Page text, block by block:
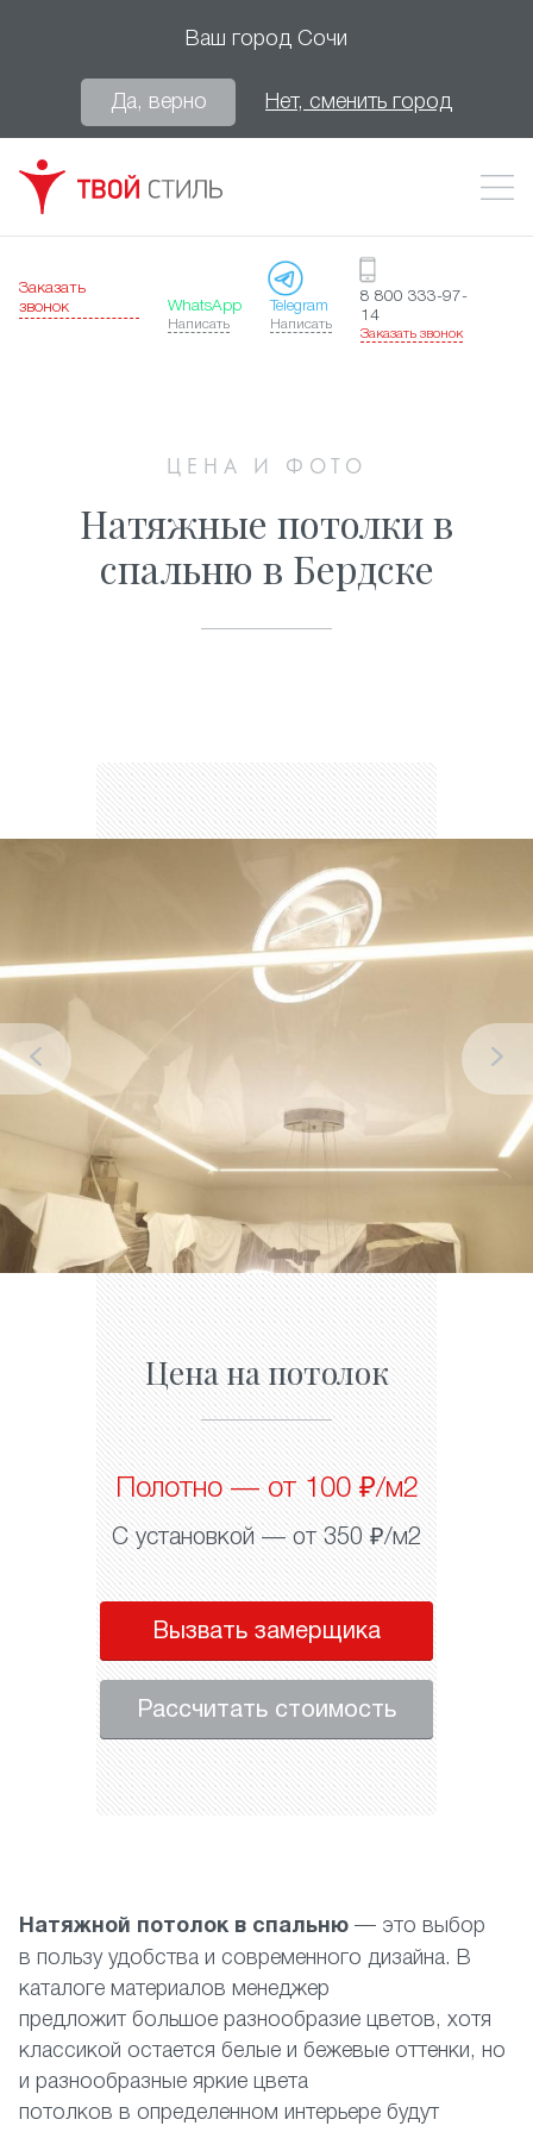
Ваш город Сочи
Да, верно Нет, сменить город
Заказать
звонок
WhatsApp
Написать
Telegram
Написать
8 800 333-97-
14
Заказать звонок
ЦЕНА И ФОТО
Натяжные потолки в
спальню в Бердске
Цена на потолок
Полотно — от 100 ₽/м2
С установкой — от 350 ₽/м2
Вызвать замерщика
Рассчитать стоимость
Натяжной потолок в спальню — это выбор
в пользу удобства и современного дизайна. В
каталоге материалов менеджер
предложит большое разнообразие цветов, хотя
классикой остается белые и бежевые оттенки, но
и разнообразные яркие цвета
потолков в определенном интерьере будут